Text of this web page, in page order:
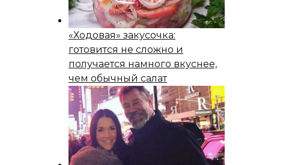
«Ходовая» закусочка:
готовится не сложно и
получается намного вкуснее,
чем обычный салат